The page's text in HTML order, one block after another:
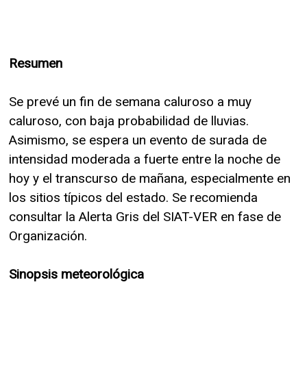
Resumen
Se prevé un fin de semana caluroso a muy
caluroso, con baja probabilidad de lluvias.
Asimismo, se espera un evento de surada de
intensidad moderada a fuerte entre la noche de
hoy y el transcurso de mañana, especialmente en
los sitios típicos del estado. Se recomienda
consultar la Alerta Gris del SIAT-VER en fase de
Organización.
Sinopsis meteorológica